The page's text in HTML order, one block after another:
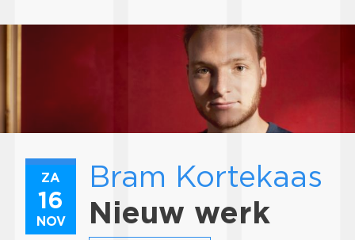
ZA
16
NOV
Bram Kortekaas
Nieuw werk